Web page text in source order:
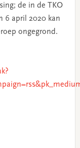
de in de TKO
6 april 2020 kan
ongegrond.